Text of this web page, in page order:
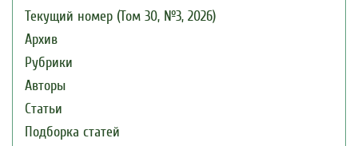
Текущий номер (Том 30, №3, 2026)
Архив
Рубрики
Авторы
Статьи
Подборка статей